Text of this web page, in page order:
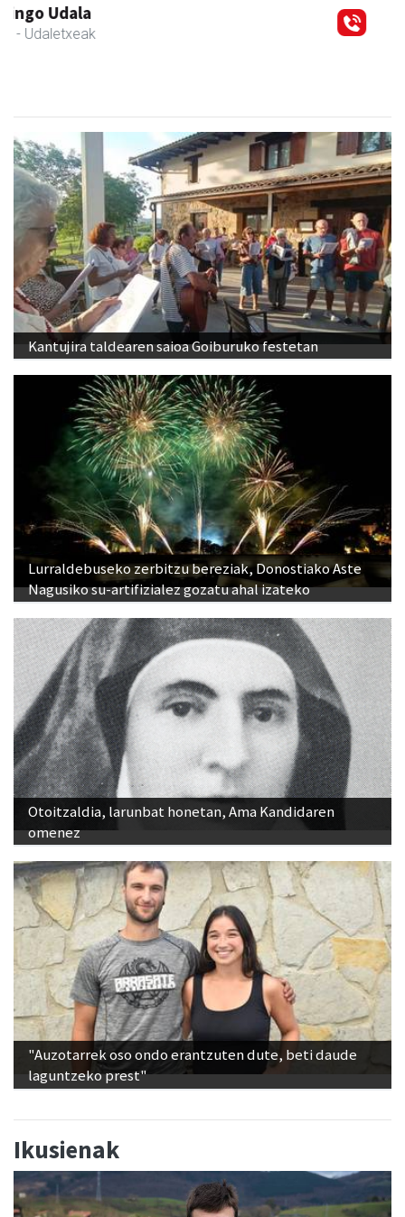
Bastero Kulturgunea
Andoain - Kulturguneak
Kantujira taldearen saioa Goiburuko festetan
Lurraldebuseko zerbitzu bereziak, Donostiako Aste
Nagusiko su-artifizialez gozatu ahal izateko
Otoitzaldia, larunbat honetan, Ama Kandidaren
omenez
"Auzotarrek oso ondo erantzuten dute, beti daude
laguntzeko prest"
Ikusienak